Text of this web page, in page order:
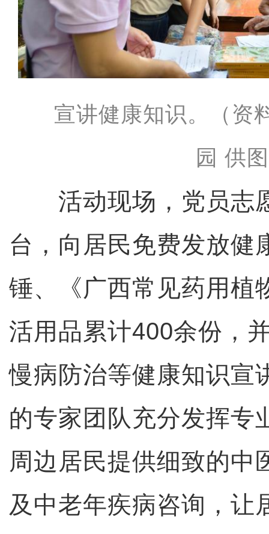
宣讲健康知识。（资
园 供图
活动现场，党员志
台，向居民免费发放健
锤、《广西常见药用植
活用品累计400余份，
慢病防治等健康知识宣
的专家团队充分发挥专
周边居民提供细致的中
及中老年疾病咨询，让